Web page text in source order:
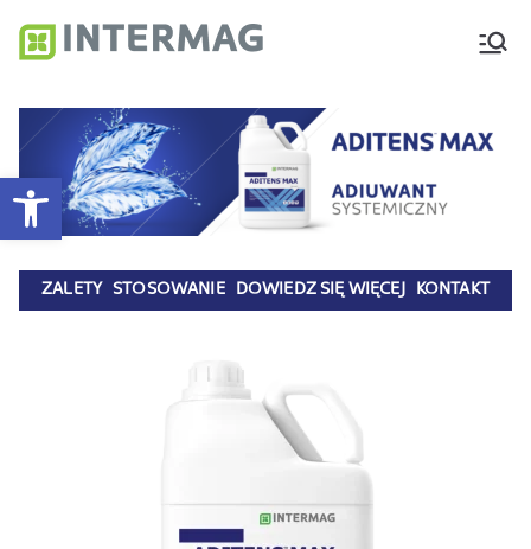
Otwórz pasek narzędzi
ZALETY STOSOWANIE DOWIEDZ SIĘ WIĘCEJ KONTAKT